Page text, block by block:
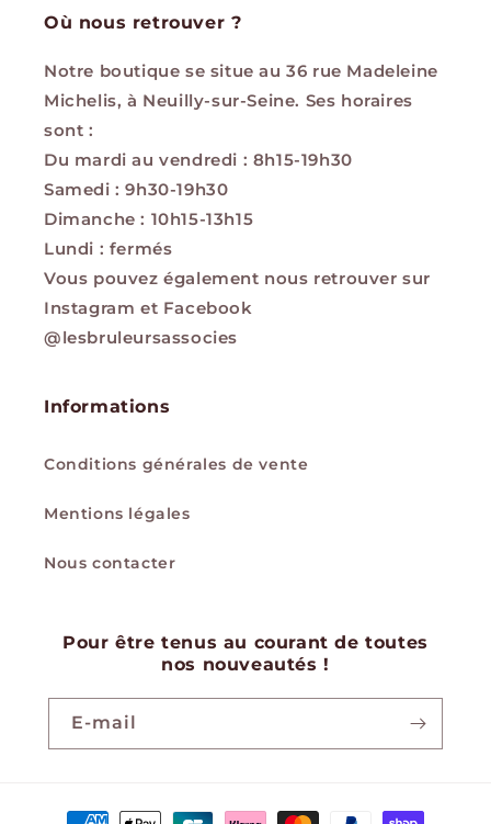
Où nous retrouver ?
Notre boutique se situe au 36 rue Madeleine
Michelis, à Neuilly-sur-Seine. Ses horaires
sont :
Du mardi au vendredi : 8h15-19h30
Samedi : 9h30-19h30
Dimanche : 10h15-13h15
Lundi : fermés
Vous pouvez également nous retrouver sur
Instagram et Facebook
@lesbruleursassocies
Informations
Conditions générales de vente
Mentions légales
Nous contacter
Pour être tenus au courant de toutes
nos nouveautés !
E-mail
Moyens